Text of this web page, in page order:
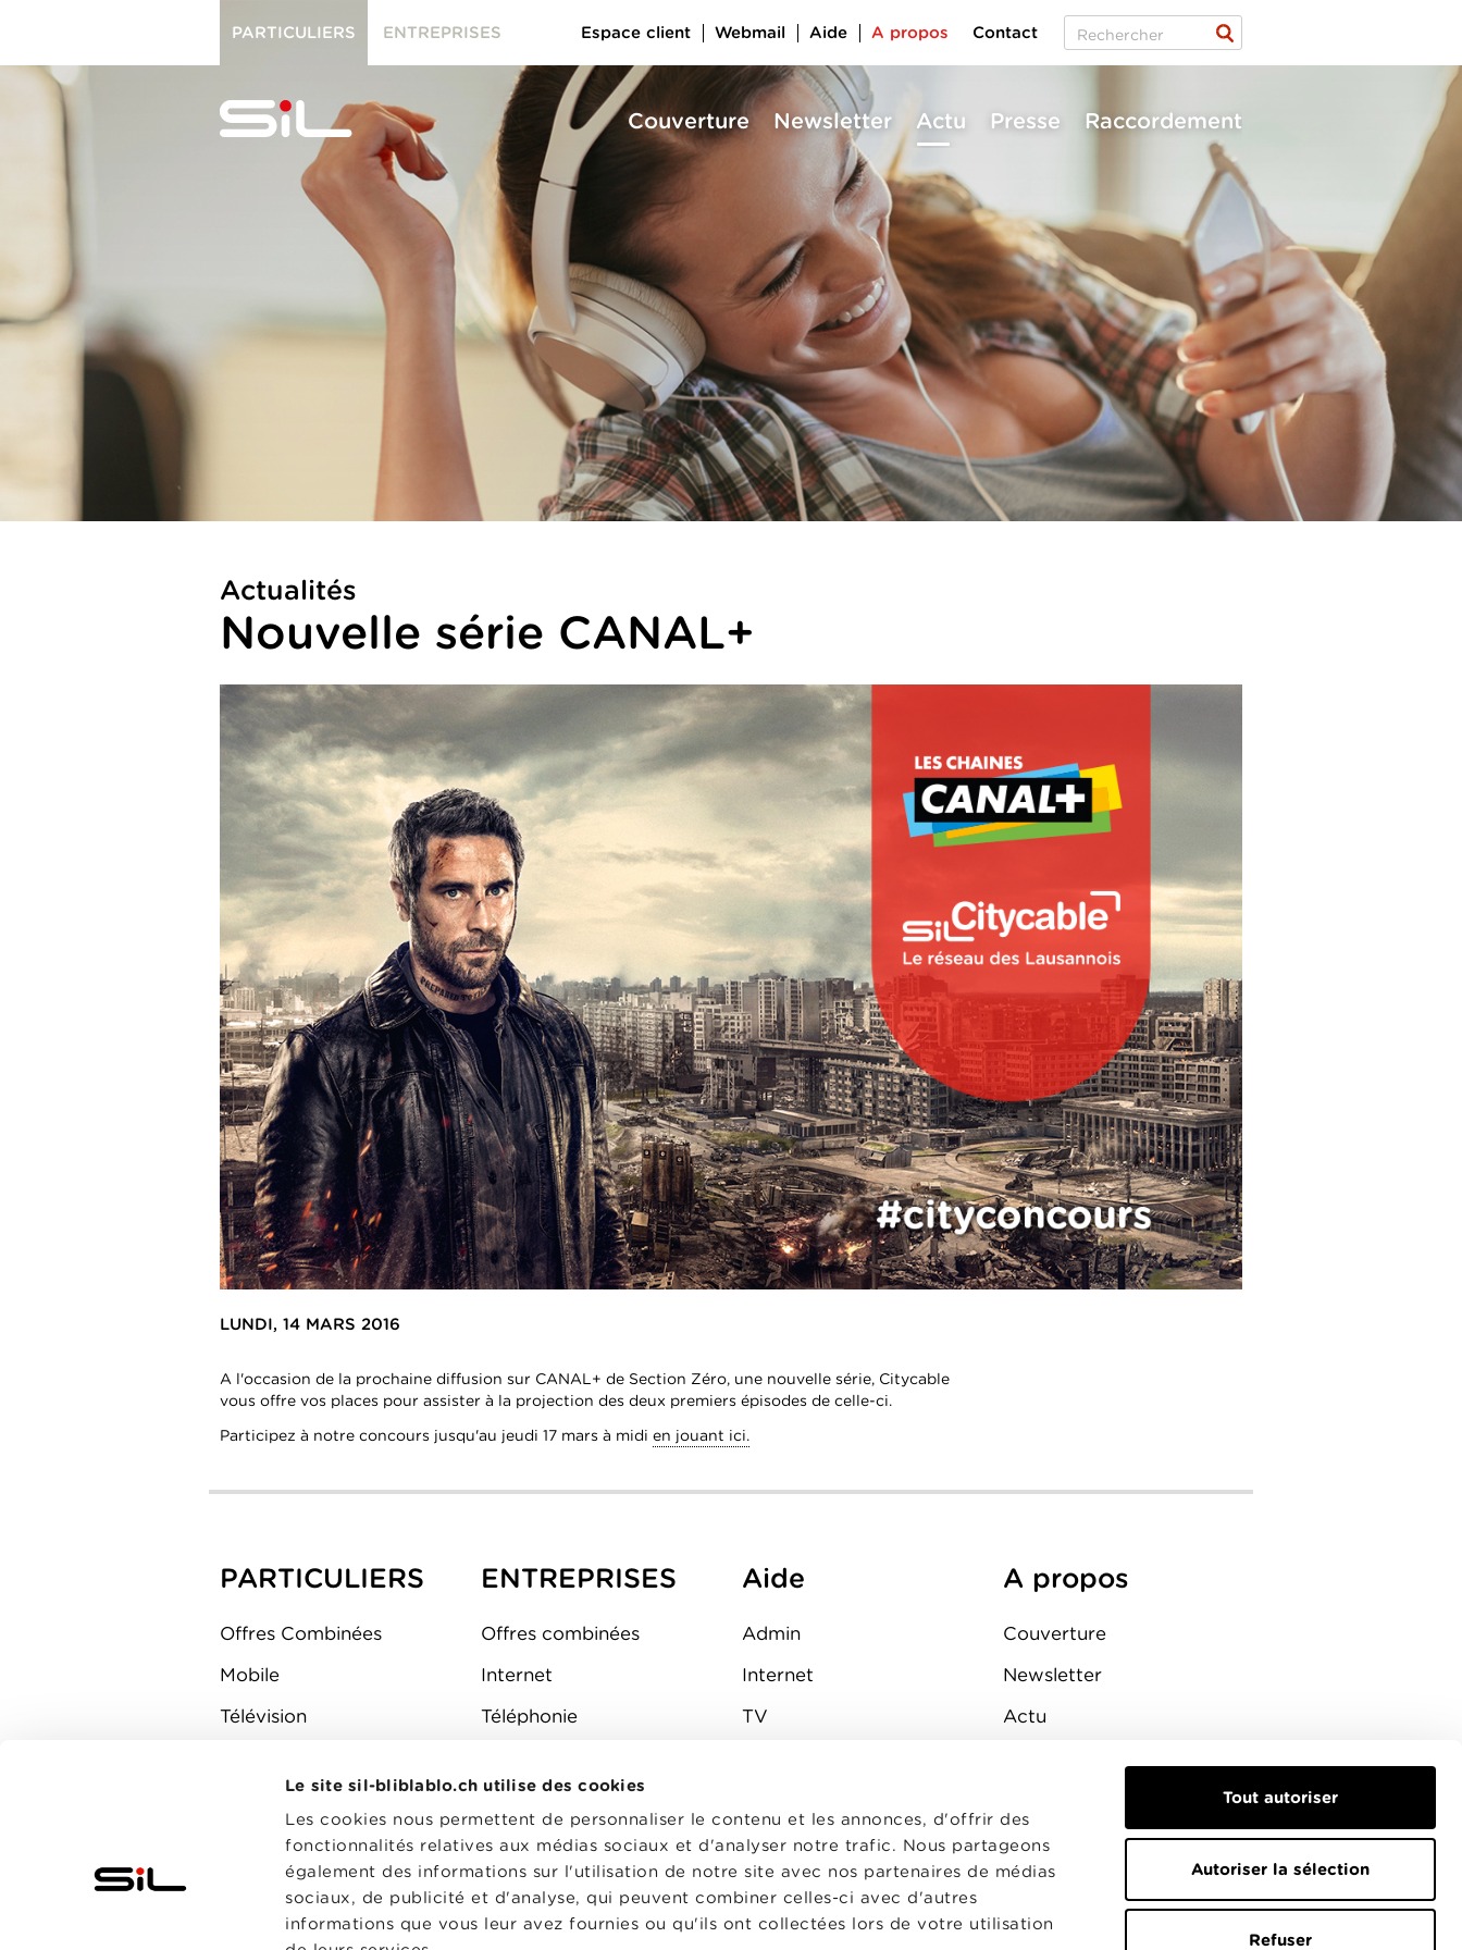
Le site sil-bliblablo.ch utilise des cookies
Les cookies nous permettent de personnaliser le contenu et les annonces, d'offrir des
fonctionnalités relatives aux médias sociaux et d'analyser notre trafic. Nous partageons
également des informations sur l'utilisation de notre site avec nos partenaires de médias
sociaux, de publicité et d'analyse, qui peuvent combiner celles-ci avec d'autres
informations que vous leur avez fournies ou qu'ils ont collectées lors de votre utilisation
Tout autoriser
Autoriser la sélection
Refuser
multimédia
Actualités
Nouvelle série CANAL+
LUNDI, 14 MARS 2016
A l'occasion de la prochaine diffusion sur CANAL+ de Section Zéro, une nouvelle série, Citycable
vous offre vos places pour assister à la projection des deux premiers épisodes de celle-ci.
Participez à notre concours jusqu'au jeudi 17 mars à midi en jouant ici.
PARTICULIERS ENTREPRISES
Couverture Newsletter Actu Presse Raccordement
Espace client Webmail Aide A propos Contact
PARTICULIERS
Offres Combinées
Mobile
Télévision
ENTREPRISES
Offres combinées
Internet
Téléphonie
Aide
Admin
Internet
TV
Fibre
Sécurité
État du réseau
A propos
Couverture
Newsletter
Actu